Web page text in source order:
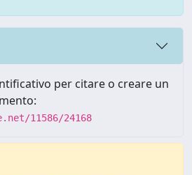
per citare o creare un
11586/24168